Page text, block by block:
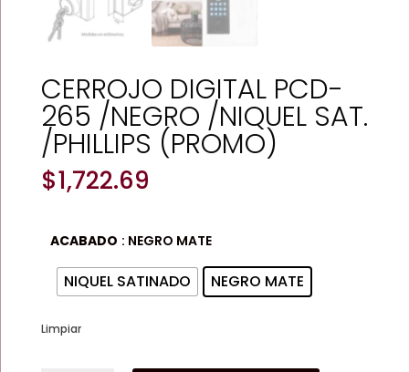
CERROJO DIGITAL PCD-
265 /NEGRO /NIQUEL SAT.
/PHILLIPS (PROMO)
$1,722.69
ACABADO : NEGRO MATE
NIQUEL SATINADO NEGRO MATE
Limpiar